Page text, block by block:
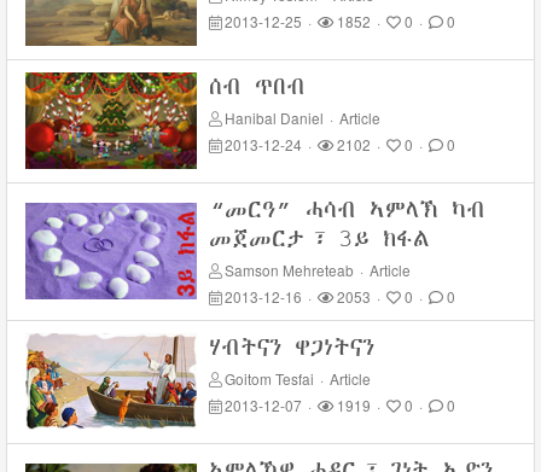
2013-12-25 · 1852 · 0 · 0
ሰብ ጥበብ
Hanibal Daniel · Article
2013-12-24 · 2102 · 0 · 0
“መርዓ” ሓሳብ ኣምላኽ ካብ
መጀመርታ፣ 3ይ ክፋል
Samson Mehreteab · Article
2013-12-16 · 2053 · 0 · 0
ሃብትናን ዋጋነትናን
Goitom Tesfai · Article
2013-12-07 · 1919 · 0 · 0